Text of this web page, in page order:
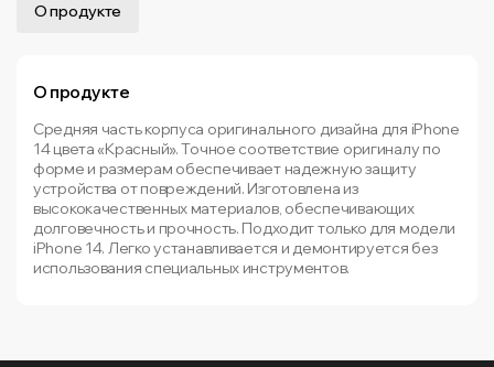
О продукте
О продукте
Средняя часть корпуса оригинального дизайна для iPhone
14 цвета «Красный». Точное соответствие оригиналу по
форме и размерам обеспечивает надежную защиту
устройства от повреждений. Изготовлена из
высококачественных материалов, обеспечивающих
долговечность и прочность. Подходит только для модели
iPhone 14. Легко устанавливается и демонтируется без
использования специальных инструментов.